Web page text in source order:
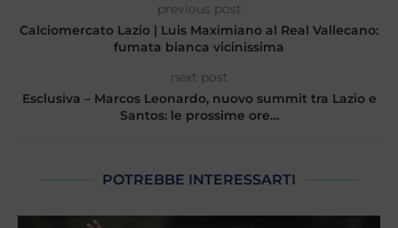
previous post
Calciomercato Lazio | Luis Maximiano al Real Vallecano:
fumata bianca vicinissima
next post
Esclusiva – Marcos Leonardo, nuovo summit tra Lazio e
Santos: le prossime ore…
POTREBBE INTERESSARTI